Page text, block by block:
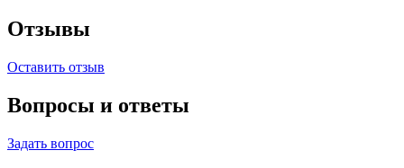
Отзывы
Оставить отзыв
Вопросы и ответы
Задать вопрос